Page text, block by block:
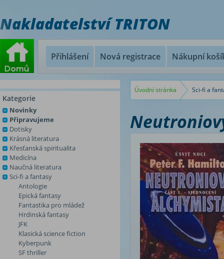
Nakladatelství TRITON
Přihlášení Nová registrace Nákupní
Kategorie
Novinky
Připravujeme
Dotisky
Krásná literatura
Křesťanská spiritualita
Medicína
Naučná literatura
Sci-fi a fantasy
Antologie
Epická fantasy
Fantastika pro mládež
Hrdinská fantasy
JFK
Klasická science fiction
Kyberpunk
SF thriller
Úvodní stránka Sci-fi a